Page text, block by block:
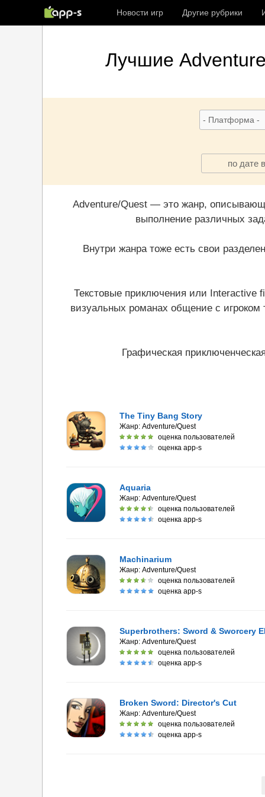
Новости игр Другие рубрики
Лучшие
по дате
Adventure/Quest — это жанр,
выполнение различных
Внутри жанра тоже есть свои
Текстовые приключения или Interactive
визуальных романах общение с
Графическая
The Tiny Bang Story
Жанр: Adventure/Quest
оценка пользователей
оценка app-s
Aquaria
Жанр: Adventure/Quest
оценка пользователей
оценка app-s
Machinarium
Жанр: Adventure/Quest
оценка пользователей
оценка app-s
Superbrothers: Sword & Sworcery
Жанр: Adventure/Quest
оценка пользователей
оценка app-s
Broken Sword: Director's Cut
Жанр: Adventure/Quest
оценка пользователей
оценка app-s